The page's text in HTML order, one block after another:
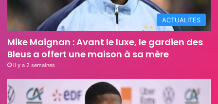
ACTUALITES
Mike Maignan : Avant le luxe, le gardien des
Bleus a offert une maison à sa mère
il y a 2 semaines